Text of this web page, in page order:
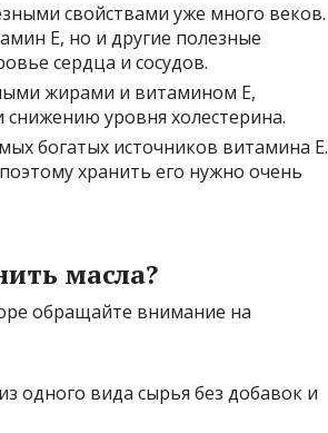
свойствами уже много веков.
Е, но и другие полезные
сердца и сосудов.
жирами и витамином Е,
снижению уровня холестерина.
богатых источников витамина Е.
хранить его нужно очень
масла?
обращайте внимание на
одного вида сырья без добавок и